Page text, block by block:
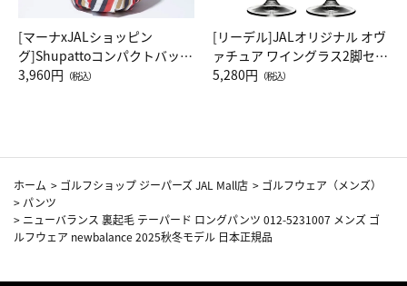
[マーナxJALショッピン
グ]Shupattoコンパクトバッグ
Drop JAL客室乗務員（LC）ス
3,960円 （税込）
[リーデル]JALオリジナル オヴ
ァチュア ワイングラス2脚セッ
ト（レッドワイン）
5,280円 （税込）
ホーム > ゴルフショップ ジーパーズ JAL Mall店 > ゴルフウェア（メンズ）
> パンツ
> ニューバランス 裏起毛 テーパード ロングパンツ 012-5231007 メンズ ゴ
ルフウェア newbalance 2025秋冬モデル 日本正規品